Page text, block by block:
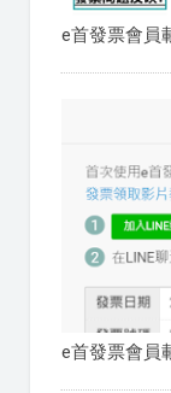
e首發票會員
e首發票會員